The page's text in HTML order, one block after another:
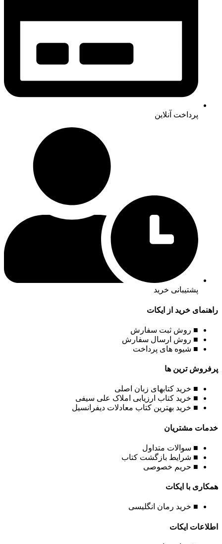
پرداخت آنلاین
پشتیبانی خرید
راهنمای خرید از ایکات
■ روش ثبت سفارش
■ روش ارسال سفارش
■ شیوه های پرداخت
پرفروش ترین ها
■ خرید کتابهای زبان اصلی
■ خرید کتاب ارزیابی املاک علی سیفی
■ خرید بهترین کتاب معادلات دیفرانسیل
خدمات مشتریان
■ سوالات متداول
■ شرایط بازگشت کتاب
■ حریم خصوصی
همکاری با ایکات
■ خرید رمان انگلیسی
اطلاعات ایکات